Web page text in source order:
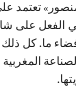
تعتمد
الفعل على
ما. كل